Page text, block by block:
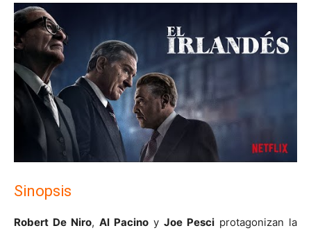
Sinopsis
Robert De Niro, Al Pacino y Joe Pesci protagonizan la